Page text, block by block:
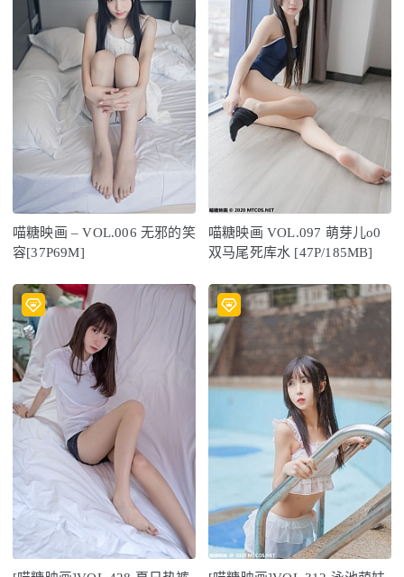
喵糖映画 – VOL.006 无邪的笑
容[37P69M]
喵糖映画 VOL.097 萌芽儿o0
双马尾死库水 [47P/185MB]